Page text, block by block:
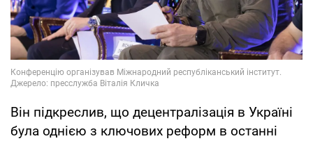
Він підкреслив, що децентралізація в Україні
була однією з ключових реформ в останні